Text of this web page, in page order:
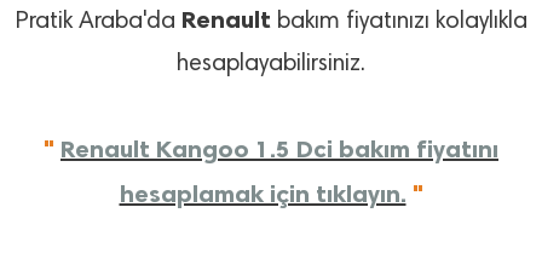
Pratik Araba'da Renaultbakım fiyatınızı kolaylıkla
hesaplayabilirsiniz.
" Renault Kangoo 1.5 Dci bakım fiyatını
hesaplamak için tıklayın. "